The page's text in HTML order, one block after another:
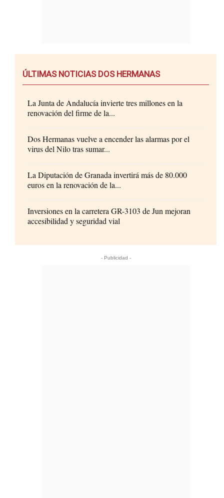
ÚLTIMAS NOTICIAS DOS HERMANAS
La Junta de Andalucía invierte tres millones en la
renovación del firme de la...
Dos Hermanas vuelve a encender las alarmas por el
virus del Nilo tras sumar...
La Diputación de Granada invertirá más de 80.000
euros en la renovación de la...
Inversiones en la carretera GR-3103 de Jun mejoran
accesibilidad y seguridad vial
- Publicidad -